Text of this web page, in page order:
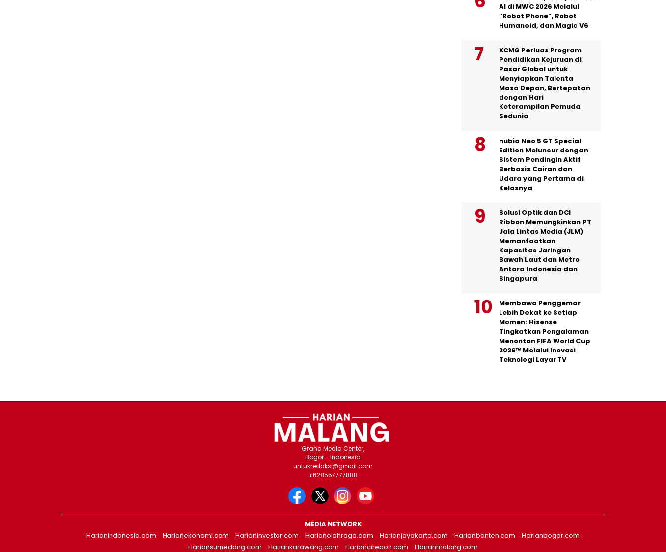
AI di MWC 2026 Melalui
“Robot Phone”, Robot
Humanoid, dan Magic V6
XCMG Perluas Program
Pendidikan Kejuruan di
Pasar Global untuk
Menyiapkan Talenta
Masa Depan, Bertepatan
dengan Hari
Keterampilan Pemuda
Sedunia
nubia Neo 5 GT Special
Edition Meluncur dengan
Sistem Pendingin Aktif
Berbasis Cairan dan
Udara yang Pertama di
Kelasnya
Solusi Optik dan DCI
Ribbon Memungkinkan PT
Jala Lintas Media (JLM)
Memanfaatkan
Kapasitas Jaringan
Bawah Laut dan Metro
Antara Indonesia dan
Singapura
Membawa Penggemar
Lebih Dekat ke Setiap
Momen: Hisense
Tingkatkan Pengalaman
Menonton FIFA World Cup
2026™ Melalui Inovasi
Teknologi Layar TV
Graha Media Center,
Bogor - Indonesia
untukredaksi@gmail.com
+628557777888
MEDIA NETWORK
Harianindonesia.com
Harianekonomi.com Harianinvestor.com Harianolahraga.com Harianjayakarta.com Harianbanten.com
Harianbogor.com
Hariansumedang.com
Hariankarawang.com Hariancirebon.com Harianmalang.com